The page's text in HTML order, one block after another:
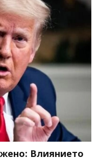
Влиянието